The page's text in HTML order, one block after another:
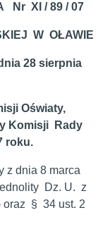
Nr XI / 89 / 07
W OŁAWIE
28 sierpnia
Oświaty,
Komisji Rady
roku.
dnia 8 marca
Dz. U. z
oraz § 34 ust. 2